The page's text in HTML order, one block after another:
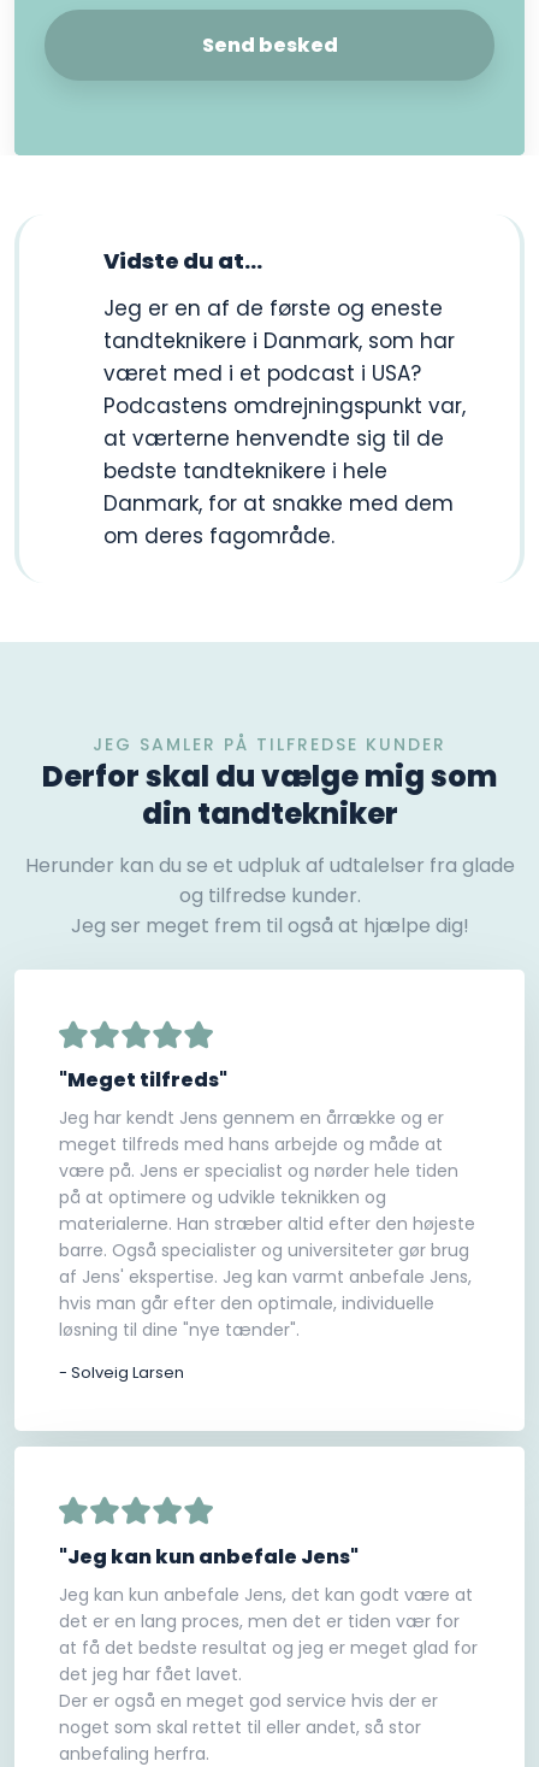
Vidste du at​...
​Jeg er en af de første og eneste
tandteknikere i Danmark, som har
været med i et podcast i USA?
Podcastens omdrejningspunkt var,
at værterne henvendte sig til de
bedste tandteknikere i hele
Danmark, for at snakke med dem
om deres fagområde.
JEG SAMLER PÅ TILFREDSE KUNDER
Derfor skal du vælge mig som
din tandtekniker
Herunder kan du se et udpluk af udtalelser fra glade
og tilfredse kunder.
Jeg ser meget frem til også at hjælpe dig!
"Meget tilfreds"
Jeg har kendt Jens gennem en årrække og er
meget tilfreds med hans arbejde og måde at
være på. Jens er specialist og nørder hele tiden
på at optimere og udvikle teknikken og
materialerne. Han stræber altid efter den højeste
barre. Også specialister og universiteter gør brug
af Jens' ekspertise. Jeg kan varmt anbefale Jens,
hvis man går efter den optimale, individuelle
løsning til dine "nye tænder".
- Solveig Larsen
"Jeg kan kun anbefale Jens"
Jeg kan kun anbefale Jens, det kan godt være at
det er en lang proces, men det er tiden vær for
at få det bedste resultat og jeg er meget glad for
det jeg har fået lavet.
Der er også en meget god service hvis der er
noget som skal rettet til eller andet, så stor
anbefaling herfra.